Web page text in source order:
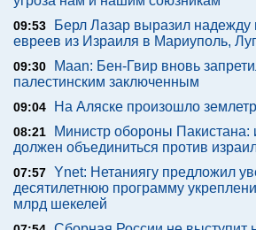
09:53
Берл Лазар выразил
евреев из Израиля в Мариуполь,
09:30
Maan: Бен-Гвир вновь
палестинским заключенным
09:04 На Аляске произошло
08:21
Министр обороны Пакистана:
должен объединиться против
07:57 Ynet: Нетаниягу предложил
десятилетнюю программу
млрд шекелей